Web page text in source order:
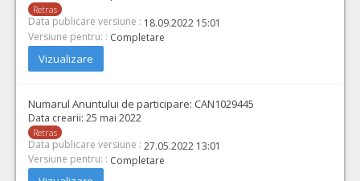
Retras
Data publicare versiune : 18.09.2022 15:01
Versiune pentru: : Completare
Vizualizare
Numarul Anuntului de participare: CAN1029445
Data crearii: 25 mai 2022
Retras
Data publicare versiune : 27.05.2022 13:01
Versiune pentru: : Completare